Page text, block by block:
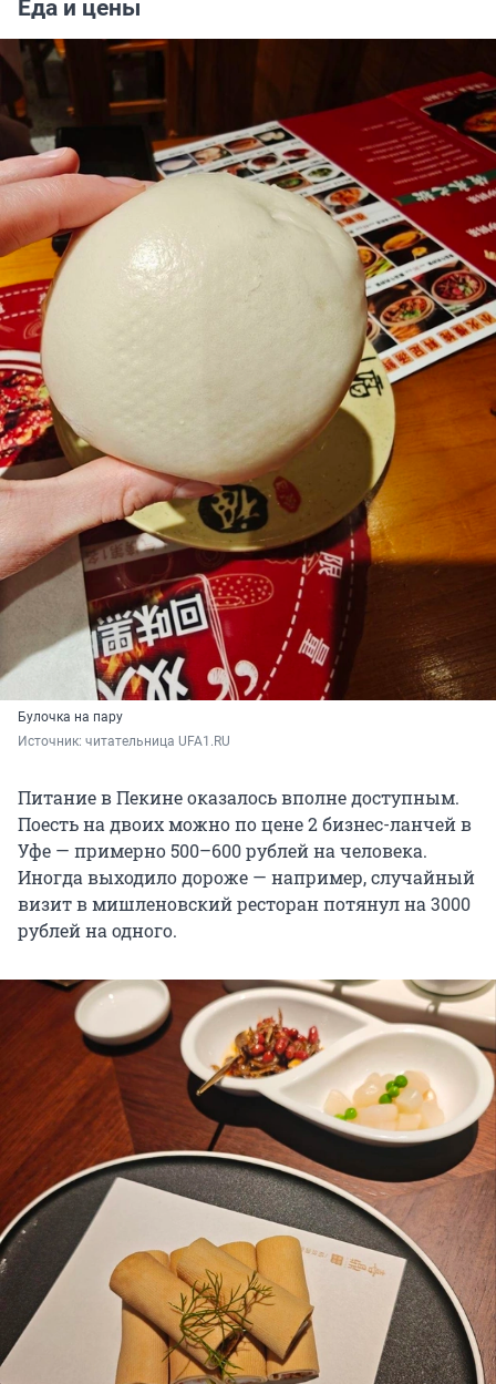
Еда и цены
Булочка на пару
Источник: читательница UFA1.RU
Питание в Пекине оказалось вполне доступным.
Поесть на двоих можно по цене 2 бизнес-ланчей в
Уфе — примерно 500–600 рублей на человека.
Иногда выходило дороже — например, случайный
визит в мишленовский ресторан потянул на 3000
рублей на одного.